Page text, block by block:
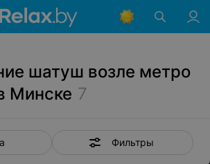
шатуш возле метро
Минске 7
Фильтры